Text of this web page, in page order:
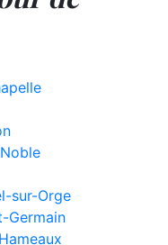
sur-Orge
Germain